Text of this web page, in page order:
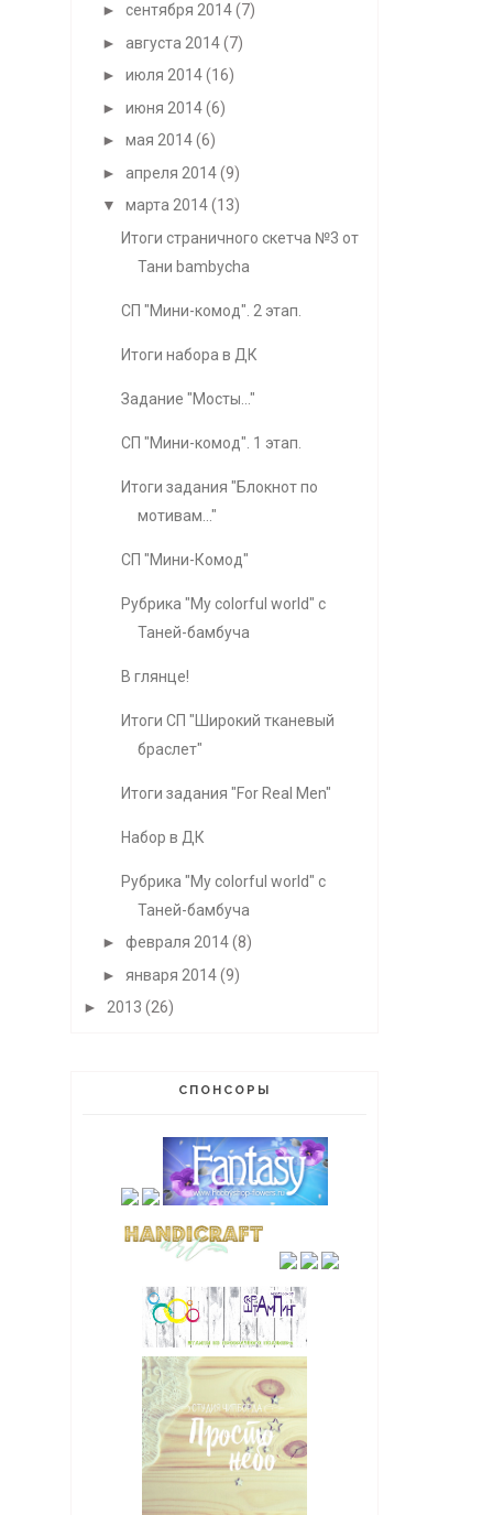
► сентября 2014 (7)
► августа 2014 (7)
► июля 2014 (16)
► июня 2014 (6)
► мая 2014 (6)
► апреля 2014 (9)
▼
марта 2014 (13)
Итоги страничного скетча №3 от
Тани bambycha
СП "Мини-комод". 2 этап.
Итоги набора в ДК
Задание "Мосты..."
СП "Мини-комод". 1 этап.
Итоги задания "Блокнот по
мотивам..."
СП "Мини-Комод"
Рубрика "My colorful world" с
Таней-бамбуча
В глянце!
Итоги СП "Широкий тканевый
браслет"
Итоги задания "For Real Men"
Набор в ДК
Рубрика "My colorful world" с
Таней-бамбуча
► февраля 2014 (8)
► января 2014 (9)
► 2013 (26)
СПОНСОРЫ